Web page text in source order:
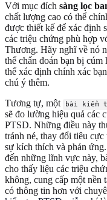
Với mục đích sàng lọc
chất lượng cao có thể
được thiết kế để xác định
các triệu chứng phù hợp
Thương. Hãy nghĩ về nó
thể chẩn đoán bạn bị
thể xác định chính xác
chú ý thêm.
Tương tự, một
bài kiểm
sẽ đo lường hiệu quả các
PTSD. Những điều này
tránh né, thay đổi tiêu
sự kích thích và phản
đến những lĩnh vực này,
cho thấy liệu các triệu
không, cung cấp một nền
có thông tin hơn với